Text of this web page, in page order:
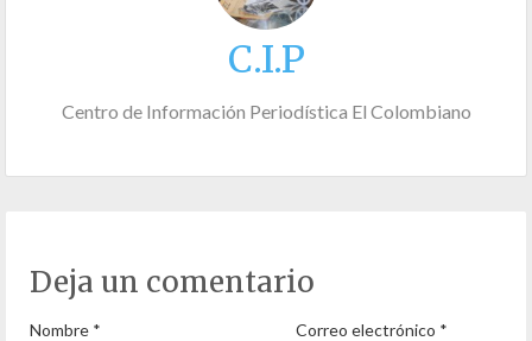
C.I.P
Centro de Información Periodística El Colombiano
Deja un comentario
Nombre * Correo electrónico *